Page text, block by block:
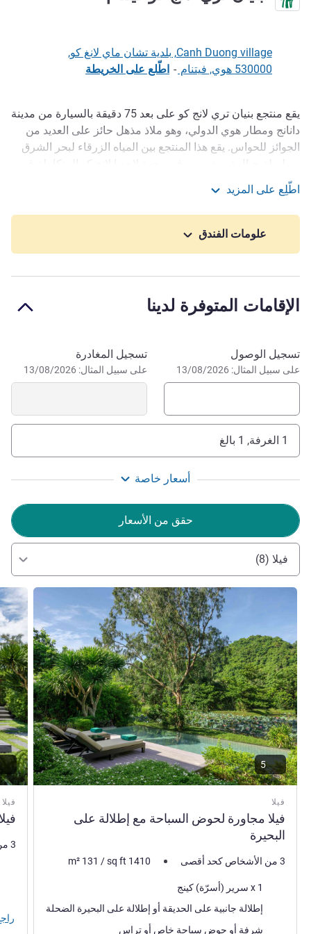
Canh Duong village, بلدية تشان ماي لانغ كو,
530000 هوي, فيتنام
- اطّلع على الخريطة
الوصف
يقع منتجع بنيان تري لانج كو على بعد 75 دقيقة بالسيارة من مدينة
دانانج ومطار هوي الدولي، وهو ملاذ مذهل حائز على العديد من
الجوائز للحواس. يقع هذا المنتجع بين المياه الزرقاء لبحر الشرق
وسط فيتنام، ويوفر فيلات فاخرة مع حمامات سباحة، مما يعد
بملاذ حصري للمسافرين المميزين.
ما في الطبيعة في هوي، فيتنام - المساحات الخضراء المورقة
يبحثون عن ملجأ فاخر أو قاعدة لاستكشاف هذه المنطقة الجميلة
إدارة الفندق Franck Rodriguez
اطّلِع على المزيد
علومات الفندق
الإقامات المتوفرة لدينا
احجز في هذا الفندق
تسجيل الوصول
على سبيل المثال: 13/08/2026
تسجيل المغادرة
على سبيل المثال: 13/08/2026
1 الغرفة, 1 بالغ
أسعار خاصة
حقق من الأسعار
فيلا (8)
فيلا
فيلا مجاورة لحوض السباحة مع إطلالة على
البحيرة
راجع التفاصيل
5
3 من الأشخاص كحد أقصى m² 131 /sq ft 1410
فرش السرير
1 x سرير (أسرّة) كينج
المناظر:إطلالة جانبية على الحديقة أو إطلالة على البحيرة الضحلة
أكثر أماكن الإقامة:
شرفة أو حوض سباحة خاص أو تراس
فيلا
راجع
3 من الأشخاص كحد أقصى